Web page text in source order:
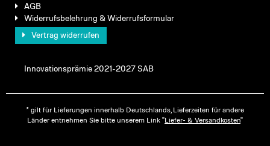
AGB
Widerrufsbelehrung & Widerrufsformular
Vertrag widerrufen
Innovationsprämie 2021-2027 SAB
* gilt für Lieferungen innerhalb Deutschlands, Lieferzeiten für andere
Länder entnehmen Sie bitte unserem Link "Liefer- & Versandkosten"